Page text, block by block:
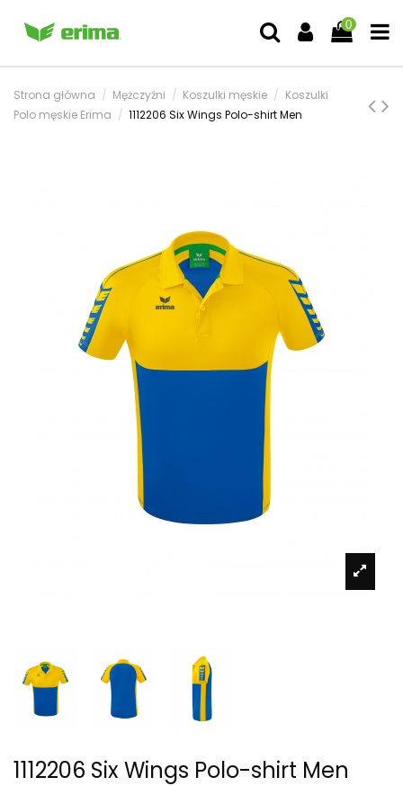
0
Strona główna Mężczyźni Koszulki męskie
Koszulki
Polo męskie Erima
1112206 Six Wings Polo-shirt Men
1112206 Six Wings Polo-shirt Men